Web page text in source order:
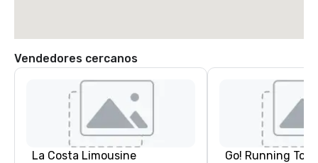
Vendedores cercanos
La Costa Limousine Go! Running